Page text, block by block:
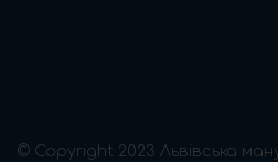
© Copyright 2023 Львівська